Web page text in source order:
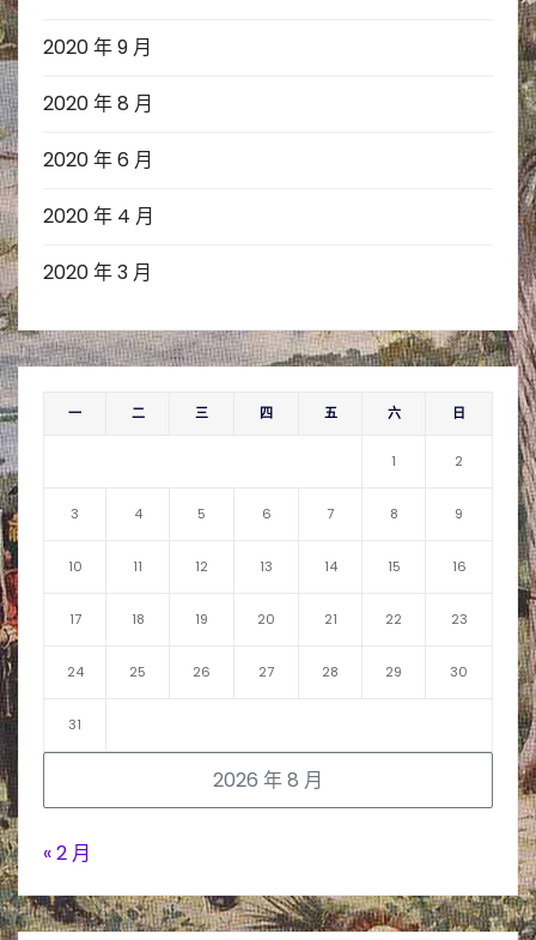
2020 年 9 月
2020 年 8 月
2020 年 6 月
2020 年 4 月
2020 年 3 月
2026 年 8 月
一 二 三 四 五 六 日
1 2
3 4 5 6 7 8 9
10 11 12 13 14 15 16
17 18 19 20 21 22 23
24 25 26 27 28 29 30
31
« 2 月